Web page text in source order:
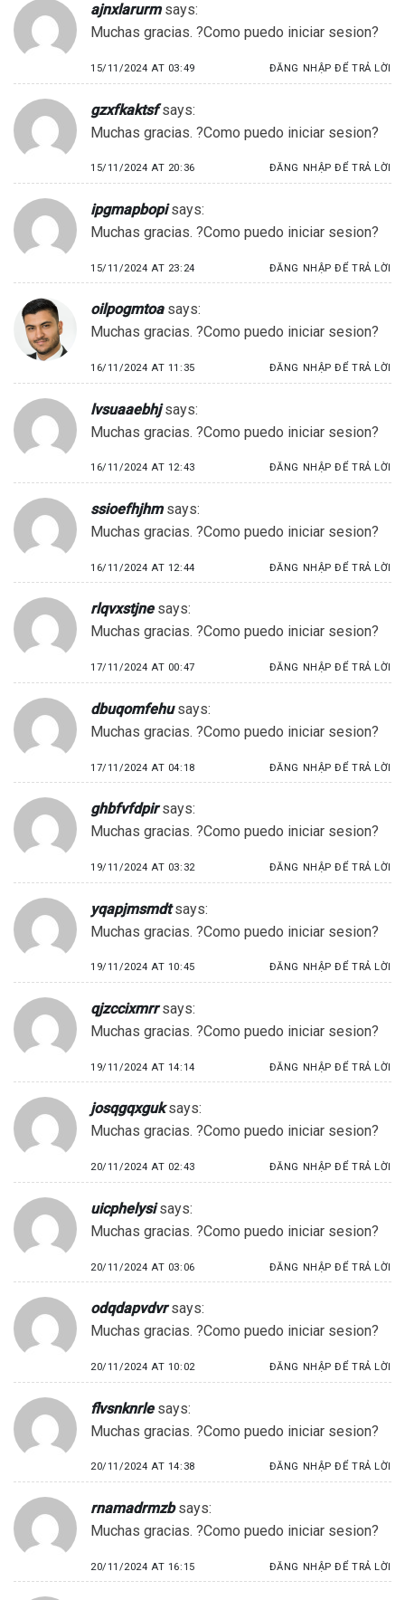
ajnxlarurm says:
Muchas gracias. ?Como puedo iniciar sesion?
15/11/2024 AT 03:49 ĐĂNG NHẬP ĐỂ TRẢ LỜI
gzxfkaktsf says:
Muchas gracias. ?Como puedo iniciar sesion?
15/11/2024 AT 20:36 ĐĂNG NHẬP ĐỂ TRẢ LỜI
ipgmapbopi says:
Muchas gracias. ?Como puedo iniciar sesion?
15/11/2024 AT 23:24 ĐĂNG NHẬP ĐỂ TRẢ LỜI
oilpogmtoa says:
Muchas gracias. ?Como puedo iniciar sesion?
16/11/2024 AT 11:35 ĐĂNG NHẬP ĐỂ TRẢ LỜI
lvsuaaebhj says:
Muchas gracias. ?Como puedo iniciar sesion?
16/11/2024 AT 12:43 ĐĂNG NHẬP ĐỂ TRẢ LỜI
ssioefhjhm says:
Muchas gracias. ?Como puedo iniciar sesion?
16/11/2024 AT 12:44 ĐĂNG NHẬP ĐỂ TRẢ LỜI
rlqvxstjne says:
Muchas gracias. ?Como puedo iniciar sesion?
17/11/2024 AT 00:47 ĐĂNG NHẬP ĐỂ TRẢ LỜI
dbuqomfehu says:
Muchas gracias. ?Como puedo iniciar sesion?
17/11/2024 AT 04:18 ĐĂNG NHẬP ĐỂ TRẢ LỜI
ghbfvfdpir says:
Muchas gracias. ?Como puedo iniciar sesion?
19/11/2024 AT 03:32 ĐĂNG NHẬP ĐỂ TRẢ LỜI
yqapjmsmdt says:
Muchas gracias. ?Como puedo iniciar sesion?
19/11/2024 AT 10:45 ĐĂNG NHẬP ĐỂ TRẢ LỜI
qjzccixmrr says:
Muchas gracias. ?Como puedo iniciar sesion?
19/11/2024 AT 14:14 ĐĂNG NHẬP ĐỂ TRẢ LỜI
josqgqxguk says:
Muchas gracias. ?Como puedo iniciar sesion?
20/11/2024 AT 02:43 ĐĂNG NHẬP ĐỂ TRẢ LỜI
uicphelysi says:
Muchas gracias. ?Como puedo iniciar sesion?
20/11/2024 AT 03:06 ĐĂNG NHẬP ĐỂ TRẢ LỜI
odqdapvdvr says:
Muchas gracias. ?Como puedo iniciar sesion?
20/11/2024 AT 10:02 ĐĂNG NHẬP ĐỂ TRẢ LỜI
flvsnknrle says:
Muchas gracias. ?Como puedo iniciar sesion?
20/11/2024 AT 14:38 ĐĂNG NHẬP ĐỂ TRẢ LỜI
rnamadrmzb says:
Muchas gracias. ?Como puedo iniciar sesion?
20/11/2024 AT 16:15 ĐĂNG NHẬP ĐỂ TRẢ LỜI